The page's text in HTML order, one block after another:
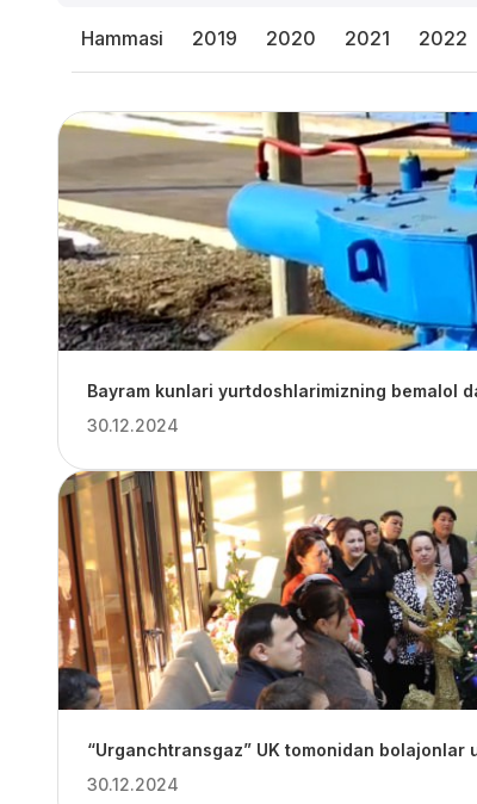
Hammasi 2019 2020 2021 2022
Bayram kunlari yurtdoshlarimizning bemalol
30.12.2024
“Urganchtransgaz” UK tomonidan
30.12.2024